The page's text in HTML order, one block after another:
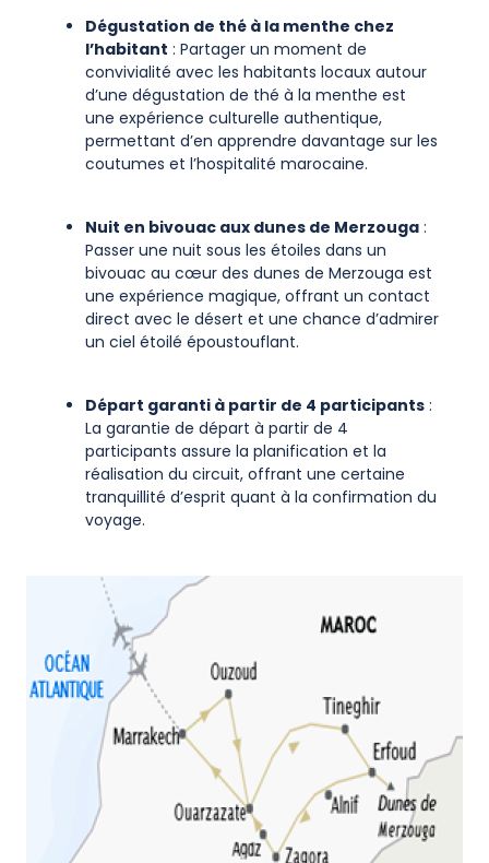
Dégustation de thé à la menthe chez
l’habitant : Partager un moment de
convivialité avec les habitants locaux autour
d’une dégustation de thé à la menthe est
une expérience culturelle authentique,
permettant d’en apprendre davantage sur les
coutumes et l’hospitalité marocaine.
Nuit en bivouac aux dunes de Merzouga :
Passer une nuit sous les étoiles dans un
bivouac au cœur des dunes de Merzouga est
une expérience magique, offrant un contact
direct avec le désert et une chance d’admirer
un ciel étoilé époustouflant.
Départ garanti à partir de 4 participants :
La garantie de départ à partir de 4
participants assure la planification et la
réalisation du circuit, offrant une certaine
tranquillité d’esprit quant à la confirmation du
voyage.